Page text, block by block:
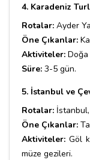
4. Karadeniz
Rotalar: Ayder
Öne Çıkanlar:
Aktiviteler:
Süre: 3-5 gün.
5. İstanbul ve
Rotalar:
Öne Çıkanlar:
Aktiviteler: Göl
müze gezileri.